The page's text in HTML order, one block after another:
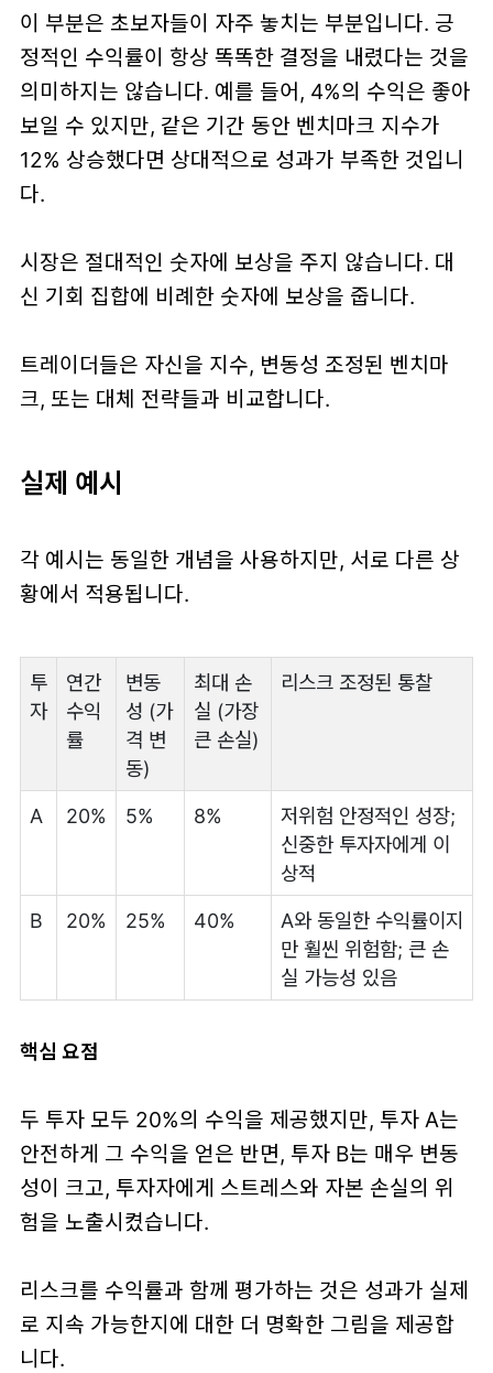
이 부분은 초보자들이 자주 놓치는 부분입니다. 긍
정적인 수익률이 항상 똑똑한 결정을 내렸다는 것을
의미하지는 않습니다. 예를 들어, 4%의 수익은 좋아
보일 수 있지만, 같은 기간 동안 벤치마크 지수가
12% 상승했다면 상대적으로 성과가 부족한 것입니
다.
시장은 절대적인 숫자에 보상을 주지 않습니다. 대
신 기회 집합에 비례한 숫자에 보상을 줍니다.
트레이더들은 자신을 지수, 변동성 조정된 벤치마
크, 또는 대체 전략들과 비교합니다.
실제 예시
각 예시는 동일한 개념을 사용하지만, 서로 다른 상
황에서 적용됩니다.
투
자
연간
수익
률
변동
성 (가
격 변
동)
최대 손
실 (가장
큰 손실)
리스크 조정된 통찰
A 20% 5% 8%
저위험 안정적인 성장;
신중한 투자자에게 이
상적
B 20% 25% 40%
A와 동일한 수익률이지
만 훨씬 위험함; 큰 손
실 가능성 있음
핵심 요점
두 투자 모두 20%의 수익을 제공했지만, 투자 A는
안전하게 그 수익을 얻은 반면, 투자 B는 매우 변동
성이 크고, 투자자에게 스트레스와 자본 손실의 위
험을 노출시켰습니다.
리스크를 수익률과 함께 평가하는 것은 성과가 실제
로 지속 가능한지에 대한 더 명확한 그림을 제공합
니다.